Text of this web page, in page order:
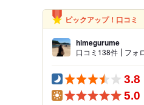
ピックアップ！口コミ
himegurume
口コミ138件 フォ
3.8
5.0